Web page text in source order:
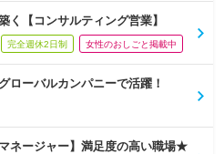
く【コンサルティング営業】
完全週休2日制 女性のおしごと掲載中
ローバルカンパニーで活躍！
ネージャー】満足度の高い職場★